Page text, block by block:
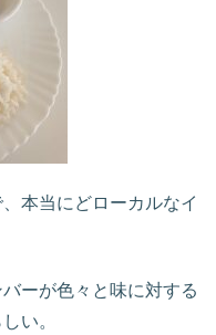
本当にどローカルなイ
ーが色々と味に対する
い。